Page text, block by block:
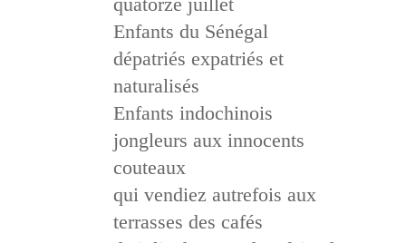
Enfants du Sénégal
dépatriés expatriés et
naturalisés
Enfants indochinois
jongleurs aux innocents
couteaux
qui vendiez autrefois aux
terrasses des cafés